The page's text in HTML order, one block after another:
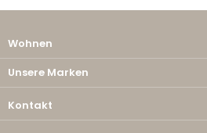
Wohnen
Unsere Marken
Kontakt